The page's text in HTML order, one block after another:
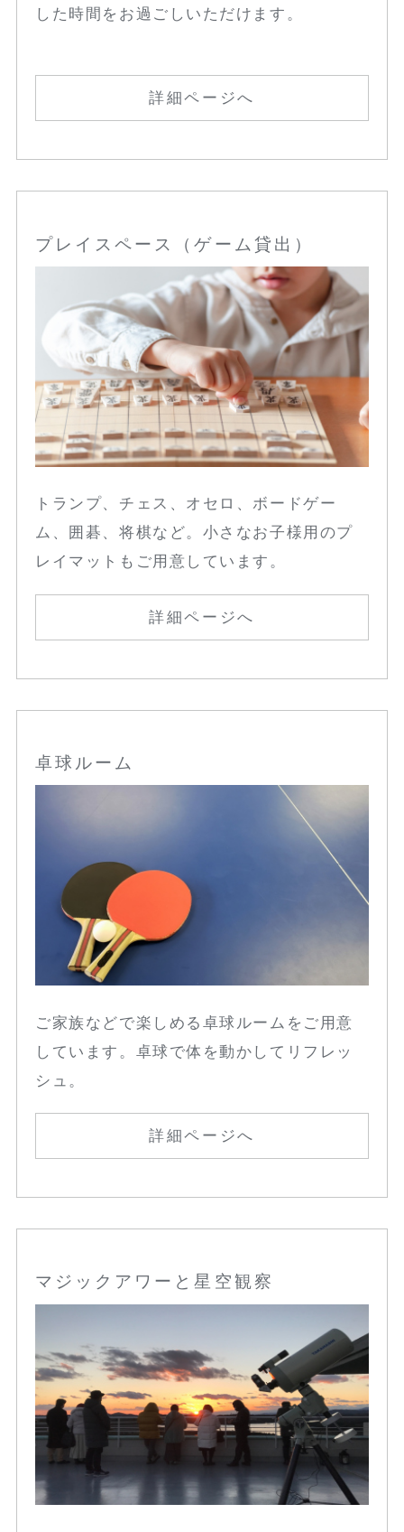
した時間をお過ごしいただけます。
詳細ページへ
プレイスペース（ゲーム貸出）
トランプ、チェス、オセロ、ボードゲー
ム、囲碁、将棋など。小さなお子様用のプ
レイマットもご用意しています。
詳細ページへ
卓球ルーム
ご家族などで楽しめる卓球ルームをご用意
しています。卓球で体を動かしてリフレッ
シュ。
詳細ページへ
マジックアワーと星空観察